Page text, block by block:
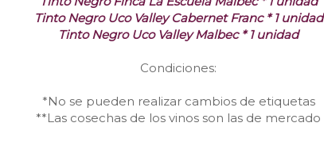
Tinto Negro Uco Valley Cabernet Franc * 1 unidad
Tinto Negro Uco Valley Malbec * 1 unidad
Condiciones:
*No se pueden realizar cambios de etiquetas
**Las cosechas de los vinos son las de mercado